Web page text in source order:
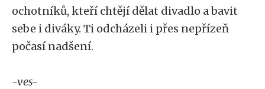
ochotníků, kteří chtějí dělat divadlo a bavit
sebe i diváky. Ti odcházeli i přes nepřízeň
počasí nadšení.
-ves-